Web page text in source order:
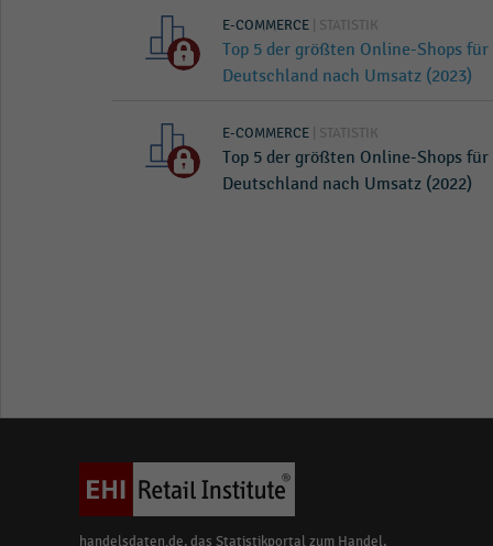
E-COMMERCE | STATISTIK
Top 5 der größten Online-Shops
Deutschland nach Umsatz (2023)
E-COMMERCE | STATISTIK
Top 5 der größten Online-Shops
Deutschland nach Umsatz (2022)
handelsdaten.de, das Statistikportal zum Handel,